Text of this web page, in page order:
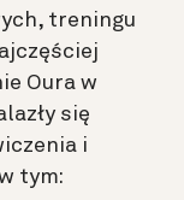
treningu
Oura w
się
i
tym: